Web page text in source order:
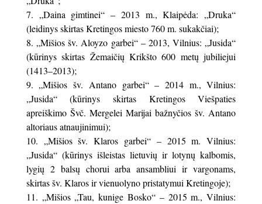
„Daina gimtinei“ – 2013 m., Klaipėda: „Druka“
(leidinys skirtas Kretingos miesto 760 m. sukakčiai);
„Mišios šv. Aloyzo garbei“ – 2013, Vilnius: „Jusida“
(kūrinys skirtas Žemaičių Krikšto 600 metų jubiliejui
(1413–2013);
„Mišios šv. Antano garbei“ – 2014 m., Vilnius:
„Jusida“ (kūrinys skirtas Kretingos Viešpaties
apreiškimo Švč. Mergelei Marijai bažnyčios šv. Antano
altoriaus atnaujinimui);
„Mišios šv. Klaros garbei“ – 2015 m. Vilnius:
„Jusida“ (kūrinys išleistas lietuvių ir lotynų kalbomis,
lygių 2 balsų chorui arba ansambliui ir vargonams,
skirtas šv. Klaros ir vienuolyno pristatymui Kretingoje);
„Mišios „Tau, kunige Bosko“ – 2015 m., Vilnius: